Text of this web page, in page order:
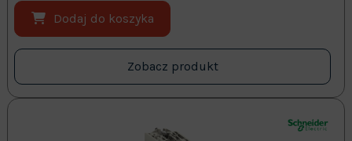
Dodaj do koszyka
Zobacz produkt